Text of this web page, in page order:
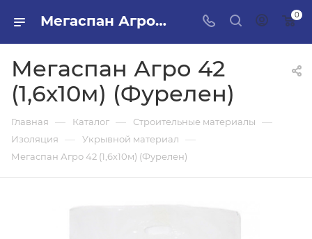
Мегаспан Агро 42 (1,6х10м) (Фурелен) в ПИЛОН — купить стройматериалы в интернет-магазине ПИЛОН с доставкой оптом и в розницу 0
Мегаспан Агро 42
(1,6х10м) (Фурелен)
Главная — Каталог — Строительные материалы —
Изоляция — Укрывной материал —
Мегаспан Агро 42 (1,6х10м) (Фурелен)